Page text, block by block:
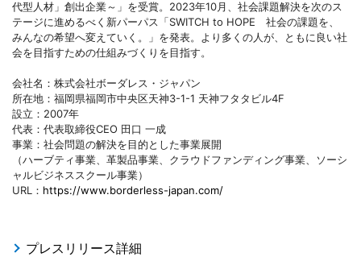
代型人材」創出企業～」を受賞。2023年10月、社会課題解決を次のス
テージに進めるべく新パーパス「SWITCH to HOPE 社会の課題を、
みんなの希望へ変えていく。」を発表。より多くの人が、ともに良い社
会を目指すための仕組みづくりを目指す。
会社名：株式会社ボーダレス・ジャパン
所在地：福岡県福岡市中央区天神3-1-1 天神フタタビル4F
設立：2007年
代表：代表取締役CEO 田口 一成
事業：社会問題の解決を目的とした事業展開
（ハーブティ事業、革製品事業、クラウドファンディング事業、ソーシ
ャルビジネススクール事業）
URL： https://www.borderless-japan.com/
プレスリリース詳細